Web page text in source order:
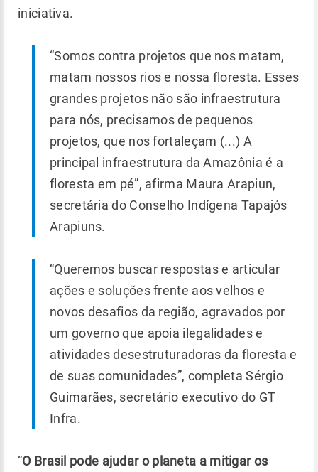
iniciativa.
“Somos contra projetos que nos matam,
matam nossos rios e nossa floresta. Esses
grandes projetos não são infraestrutura
para nós, precisamos de pequenos
projetos, que nos fortaleçam (...) A
principal infraestrutura da Amazônia é a
floresta em pé”, afirma Maura Arapiun,
secretária do Conselho Indígena Tapajós
Arapiuns.
“Queremos buscar respostas e articular
ações e soluções frente aos velhos e
novos desafios da região, agravados por
um governo que apoia ilegalidades e
atividades desestruturadoras da floresta e
de suas comunidades”, completa Sérgio
Guimarães, secretário executivo do GT
Infra.
“O Brasil pode ajudar o planeta a mitigar os